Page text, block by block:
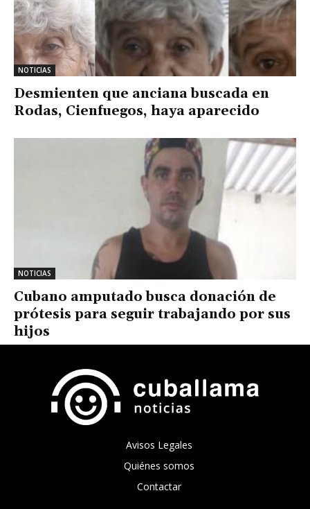
NOTICIAS
Desmienten que anciana buscada en
Rodas, Cienfuegos, haya aparecido
NOTICIAS
Cubano amputado busca donación de
prótesis para seguir trabajando por sus
hijos
Avisos Legales
Quiénes somos
Contactar